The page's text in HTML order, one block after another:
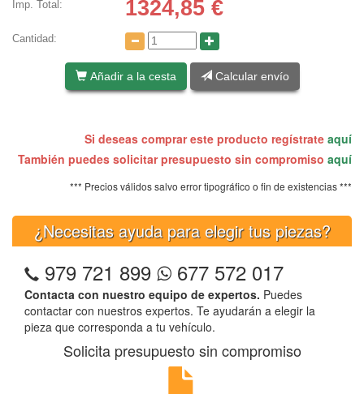
Imp. Total: 1324,85 €
Cantidad:
Añadir a la cesta Calcular envío
Si deseas comprar este producto regístrate aquí
También puedes solicitar presupuesto sin compromiso aquí
*** Precios válidos salvo error tipográfico o fin de existencias ***
¿Necesitas ayuda para elegir tus piezas?
979 721 899 677 572 017
Contacta con nuestro equipo de expertos. Puedes
contactar con nuestros expertos. Te ayudarán a elegir la
pieza que corresponda a tu vehículo.
Solicita presupuesto sin compromiso